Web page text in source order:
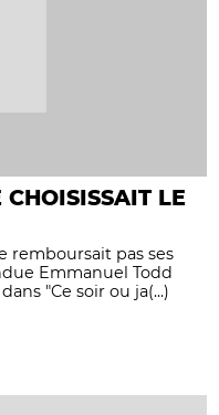
CHOISISSAIT LE
remboursait pas ses
Emmanuel Todd
"Ce soir ou ja(...)